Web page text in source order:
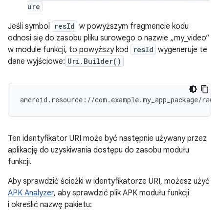
ure
Jeśli symbol resId w powyższym fragmencie kodu
odnosi się do zasobu pliku surowego o nazwie „my_video”
w module funkcji, to powyższy kod
resId wygeneruje te
dane wyjściowe: Uri.Builder()
Ten identyfikator URI może być następnie używany przez
aplikację do uzyskiwania dostępu do zasobu modułu
funkcji.
Aby sprawdzić ścieżki w identyfikatorze URI, możesz użyć
APK Analyzer, aby sprawdzić plik APK modułu funkcji
i określić nazwę pakietu: